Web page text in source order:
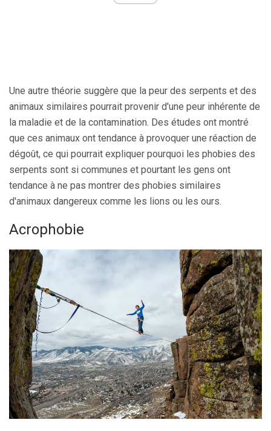
Une autre théorie suggère que la peur des serpents et des
animaux similaires pourrait provenir d'une peur inhérente de
la maladie et de la contamination. Des études ont montré
que ces animaux ont tendance à provoquer une réaction de
dégoût, ce qui pourrait expliquer pourquoi les phobies des
serpents sont si communes et pourtant les gens ont
tendance à ne pas montrer des phobies similaires
d'animaux dangereux comme les lions ou les ours.
Acrophobie